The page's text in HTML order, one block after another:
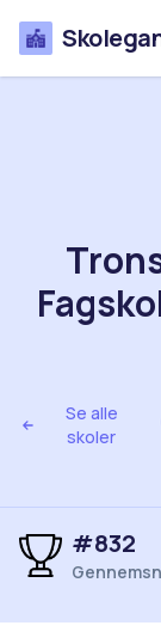
Se alle
skoler
#832